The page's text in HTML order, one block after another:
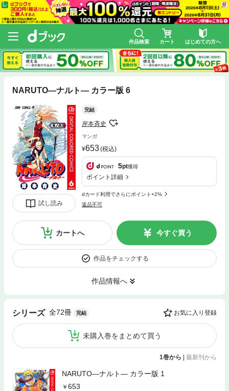
作品検索 カート はじめての方へ
NARUTO―ナルト― カラー版 6
試し読み
完結
岸本斉史
マンガ
653(税込)
5pt獲得
ポイント詳細
dカード利用でさらにポイント+2%
返品不可
カートへ 今すぐ買う
作品をチェックする
作品情報へ
シリーズ 全72冊 完結 お気に入り登録
未購入巻をまとめて買う
1巻から | 最新刊から
NARUTO―ナルト― カラー版 1
653